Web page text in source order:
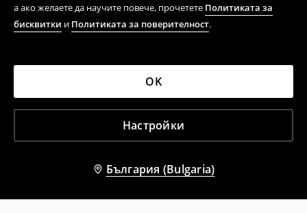
а ако желаете да научите повече, прочетете Политиката за
бисквитки и Политиката за поверителност.
Настройки
OK
България (Bulgaria)